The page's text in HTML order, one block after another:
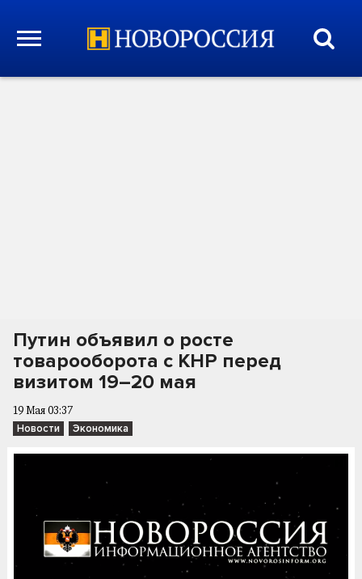
Путин объявил о росте
товарооборота с КНР перед
визитом 19–20 мая
19 Мая 03:37
Новости Экономика